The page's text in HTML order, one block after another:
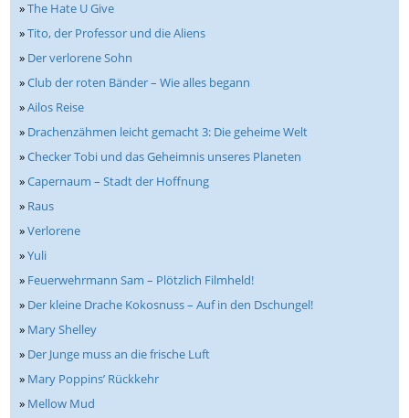
»The Hate U Give
»Tito, der Professor und die Aliens
» Der verlorene Sohn
»Club der roten Bänder – Wie alles begann
»Ailos Reise
» Drachenzähmen leicht gemacht 3: Die geheime Welt
»Checker Tobi und das Geheimnis unseres Planeten
»Capernaum – Stadt der Hoffnung
» Raus
»Verlorene
»Yuli
» Feuerwehrmann Sam – Plötzlich Filmheld!
» Der kleine Drache Kokosnuss – Auf in den Dschungel!
» Mary Shelley
» Der Junge muss an die frische Luft
» Mary Poppins’ Rückkehr
» Mellow Mud